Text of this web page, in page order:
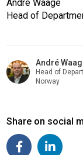
André Waage
Head of
André
Head of
Norway
Share on social